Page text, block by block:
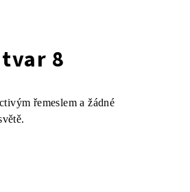
8
řemeslem a žádné